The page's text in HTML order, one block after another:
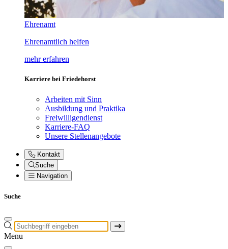
Ehrenamt
Ehrenamtlich helfen
mehr erfahren
Karriere bei Friedehorst
Arbeiten mit Sinn
Ausbildung und Praktika
Freiwilligendienst
Karriere-FAQ
Unsere Stellenangebote
Kontakt
Suche
Navigation
Suche
Menu